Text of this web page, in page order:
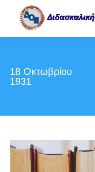
18 Οκτωβρίου
1931